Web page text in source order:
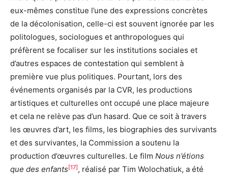
eux-mêmes constitue l’une des expressions concrètes
de la décolonisation, celle-ci est souvent ignorée par les
politologues, sociologues et anthropologues qui
préfèrent se focaliser sur les institutions sociales et
d’autres espaces de contestation qui semblent à
première vue plus politiques. Pourtant, lors des
événements organisés par la CVR, les productions
artistiques et culturelles ont occupé une place majeure
et cela ne relève pas d’un hasard. Que ce soit à travers
les œuvres d’art, les films, les biographies des survivants
et des survivantes, la Commission a soutenu la
production d’œuvres culturelles. Le film Nous n’étions
que des enfants[17], réalisé par Tim Wolochatiuk, a été